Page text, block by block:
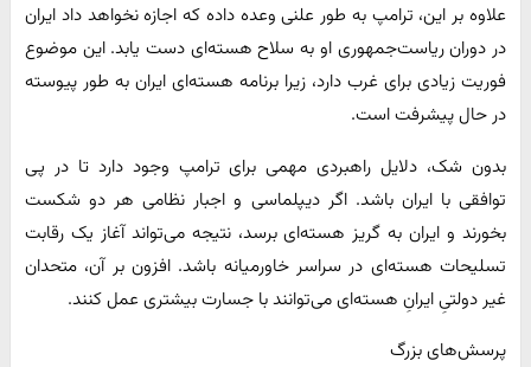
علاوه بر این، ترامپ به طور علنی وعده داده که اجازه نخواهد داد ایران
در دوران ریاست‌جمهوری او به سلاح هسته‌ای دست یابد. این موضوع
فوریت زیادی برای غرب دارد، زیرا برنامه هسته‌ای ایران به طور پیوسته
در حال پیشرفت است.
بدون شک، دلایل راهبردی مهمی برای ترامپ وجود دارد تا در پی
توافقی با ایران باشد. اگر دیپلماسی و اجبار نظامی هر دو شکست
بخورند و ایران به گریز هسته‌ای برسد، نتیجه می‌تواند آغاز یک رقابت
تسلیحات هسته‌ای در سراسر خاورمیانه باشد. افزون بر آن، متحدان
غیر دولتیِ ایرانِ هسته‌ای می‌توانند با جسارت بیشتری عمل کنند.
پرسش‌های بزرگ